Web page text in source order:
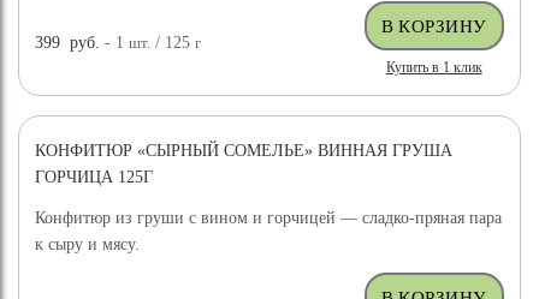
399 руб. - 1шт. / 125г
Купить в 1 клик
КОНФИТЮР «СЫРНЫЙ СОМЕЛЬЕ» ВИННАЯ ГРУША
ГОРЧИЦА 125Г
Конфитюр из груши с вином и горчицей — сладко-пряная пара
к сыру и мясу.